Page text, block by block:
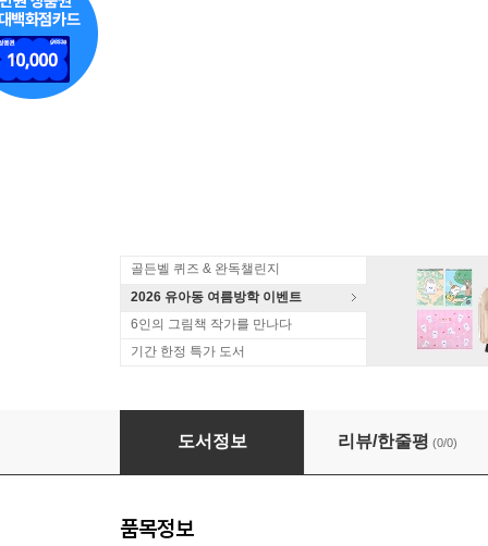
골든벨 퀴즈 & 완독챌린지
2026 유아동 여름방학 이벤트
6인의 그림책 작가를 만나다
기간 한정 특가 도서
김영진 그림책 베스트 10 세트
도서정보 리뷰/한줄평 (0/0)
품목정보